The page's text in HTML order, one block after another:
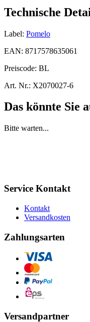
Technische
Label: Pomelo
EAN: 8717578635061
Preiscode: BL
Art. Nr.: X2070027-6
Das könnte Sie
Bitte warten...
Service Kontakt
Kontakt
Versandkosten
Zahlungsarten
Versandpartner